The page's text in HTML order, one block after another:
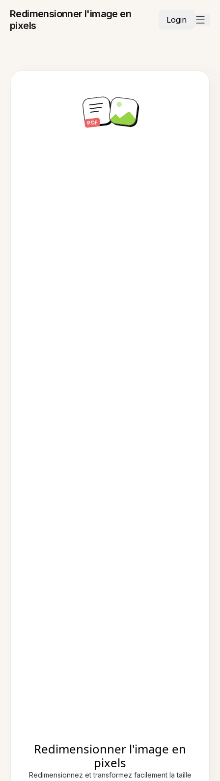
Redimensionner l'image en
pixels
Login
Redimensionner l'image en
pixels
Redimensionnez et transformez facilement la taille